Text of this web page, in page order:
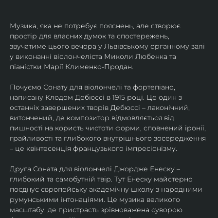
Музика, яка не потребує пояснень, але створює
простір для власних думок та спостережень,
звучатиме цього вечора у Львівському органному залі
у виконанні віолончеліста Миколи Любенка та
піаністки Марії Клименко-Продан.
Почуємо Сонату для віолончелі та фортепіано,
написану Клодом Дебюссі в 1915 році. Це один з
останніх завершених творів Дебюссі – лаконічний,
витончений, де композитор відмовляється від
пишності на користь чистоти форми, сповнений іронії,
грайливості та глибокого внутрішнього зосередження
– це квінтесенція французького імпресіонізму.
Друга Соната для віолончелі Джордже Енеску –
глибокий та самобутній твір. Тут Енеску майстерно
поєднує європейську академічну школу з народними
румунськими інтонаціями. Це музика великого
масштабу, де пристрасть зрівноважена суворою